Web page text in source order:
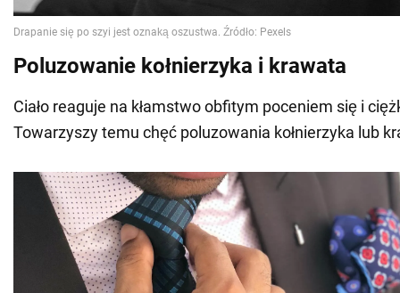
Poluzowanie kołnierzyka i krawata
Ciało reaguje na kłamstwo obfitym poceniem się i
Towarzyszy temu chęć poluzowania kołnierzyka lub